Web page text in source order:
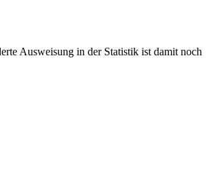
Ausweisung in der Statistik ist damit noch